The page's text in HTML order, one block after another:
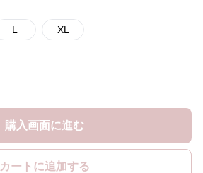
L XL
購入画面に進む
カートに追加する